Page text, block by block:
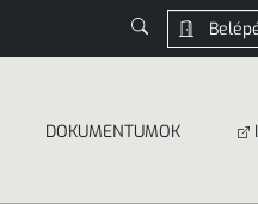
DOKUMEN­­TUMOK